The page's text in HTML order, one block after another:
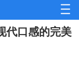
代口感的完美